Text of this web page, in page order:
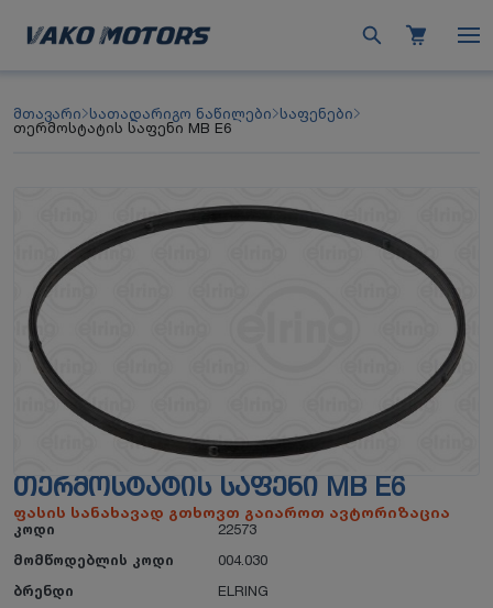
მთავარი სათადარიგო ნაწილები საფენები
თერმოსტატის საფენი MB E6
ᲗᲔᲠᲛᲝᲡᲢᲐᲢᲘᲡ ᲡᲐᲤᲔᲜᲘ MB E6
ფასის სანახავად გთხოვთ გაიაროთ ავტორიზაცია
კოდი
22573
მომწოდებლის კოდი
004.030
ბრენდი
ELRING